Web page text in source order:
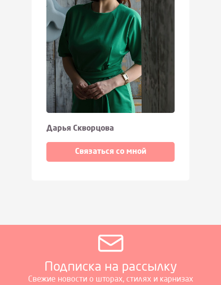
Дарья Скворцова
Связаться со мной
Подписка на рассылку
Свежие новости о шторах, стилях и карнизах